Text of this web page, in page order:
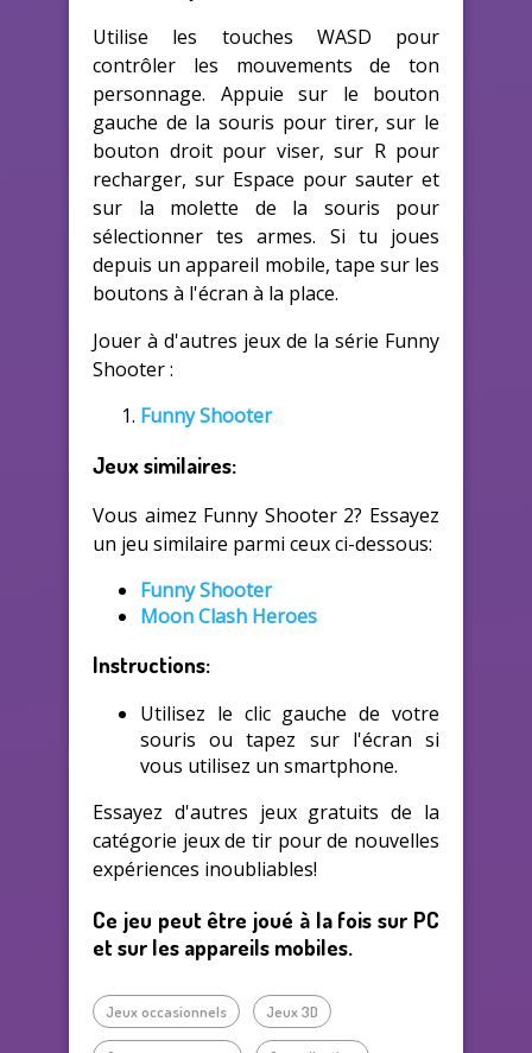
Utilise les touches WASD pour
contrôler les mouvements de ton
personnage. Appuie sur le bouton
gauche de la souris pour tirer, sur le
bouton droit pour viser, sur R pour
recharger, sur Espace pour sauter et
sur la molette de la souris pour
sélectionner tes armes. Si tu joues
depuis un appareil mobile, tape sur les
boutons à l'écran à la place.
Jouer à d'autres jeux de la série Funny
Shooter :
Funny Shooter
Jeux similaires:
Vous aimez Funny Shooter 2? Essayez
un jeu similaire parmi ceux ci-dessous:
Funny Shooter
Moon Clash Heroes
Instructions:
Utilisez le clic gauche de votre
souris ou tapez sur l'écran si
vous utilisez un smartphone.
Essayez d'autres jeux gratuits de la
catégorie jeux de tir pour de nouvelles
expériences inoubliables!
Ce jeu peut être joué à la fois sur PC
et sur les appareils mobiles.
Jeux occasionnels Jeux 3D